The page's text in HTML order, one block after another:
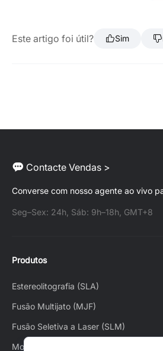
Este artigo foi útil? Sim
Contacte Vendas >
Converse com nosso agente ao vivo
Seg–Sex: 24h, Sáb: 9h–18h, GMT+8
Produtos
Estereolitografia (SLA)
Fusão Multijato (MJF)
Fusão Seletiva a Laser (SLM)
Modelagem por Deposição Fundida